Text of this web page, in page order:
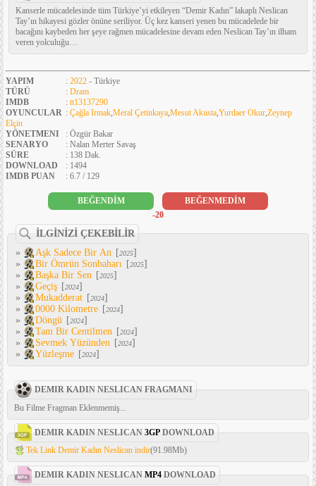
Kanserle mücadelesinde tüm Türkiye’yi etkileyen “Demir Kadın” lakaplı Neslican
Tay’ın hikayesi gözler önüne seriliyor. Üç kez kanseri yenen bu mücadelede bir
bacağını kaybeden her şeye rağmen mücadelesine devam eden Neslican Tay’ın ilham
veren yolculuğu…
YAPIM : 2022 - Türkiye
TÜRÜ
: Dram
IMDB
: tt13137290
OYUNCULAR : Çağla Irmak Meral Çetinkaya Mesut Akusta Yurdaer Okur Zeynep
Elçin
YÖNETMENI
: Özgür Bakar
SENARYO
: Nalan Merter Savaş
SÜRE
: 138 Dak.
DOWNLOAD
: 1494
IMDB PUAN
: 6.7 / 129
BEĞENDİM
BEĞENMEDİM
-20
İLGİNİZİ ÇEKEBİLİR
»
Aşk Sadece Bir An [2025]
»
Bir Ömrün Sonbaharı [2025]
»
Başka Bir Sen [2025]
»
Geçiş [2024]
»
Mukadderat [2024]
»
0000 Kilometre [2024]
»
Döngü [2024]
»
Tam Bir Centilmen [2024]
»
Sevmek Yüzünden [2024]
»
Yüzleşme [2024]
DEMIR KADIN NESLICAN FRAGMANI
Bu Filme Fragman Eklenmemiş...
DEMIR KADIN NESLICAN 3GP DOWNLOAD
Tek Link Demir Kadın Neslican indir(91.98Mb)
DEMIR KADIN NESLICAN MP4 DOWNLOAD